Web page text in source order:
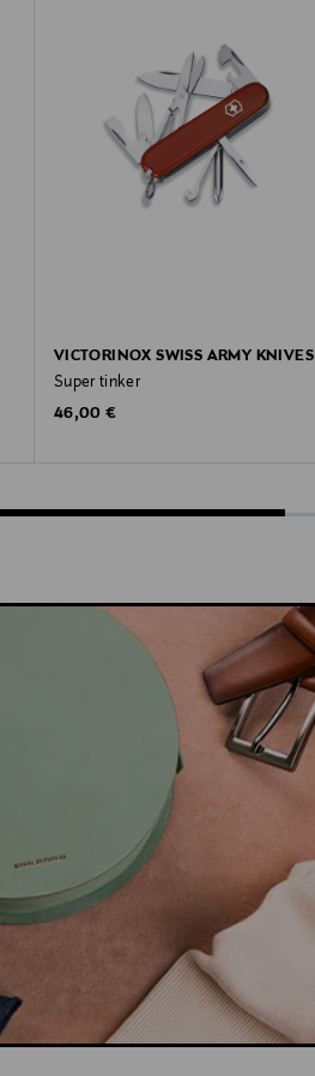
VICTORINOX SWISS ARMY KNIVES
Super tinker
Original Price
46,00 €